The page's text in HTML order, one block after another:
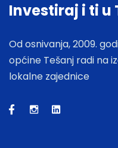
Investiraj i ti u
Od osnivanja, 2009.
općine Tešanj radi na
lokalne zajednice